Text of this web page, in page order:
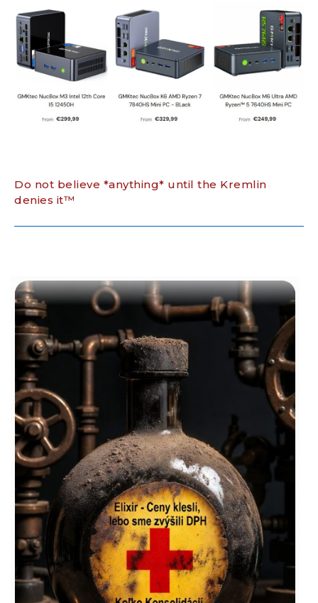
Do not believe *anything* until the Kremlin
denies it™